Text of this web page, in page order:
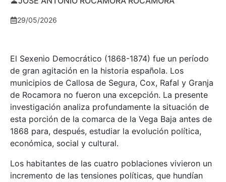
29/05/2026
El Sexenio Democrático (1868-1874) fue un período
de gran agitación en la historia española. Los
municipios de Callosa de Segura, Cox, Rafal y Granja
de Rocamora no fueron una excepción. La presente
investigación analiza profundamente la situación de
esta porción de la comarca de la Vega Baja antes de
1868 para, después, estudiar la evolución política,
económica, social y cultural.
Los habitantes de las cuatro poblaciones vivieron un
incremento de las tensiones políticas, que hundían